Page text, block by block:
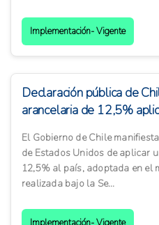
Implementación- Vigente
Declaración pública de
arancelaria de 12,5%
El Gobierno de Chile
de Estados Unidos de aplicar
12,5% al país, adoptada en el
realizada bajo la Se...